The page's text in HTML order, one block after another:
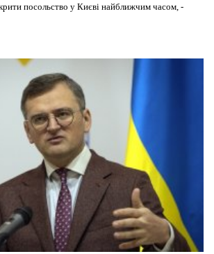
посольство у Києві найближчим часом, -